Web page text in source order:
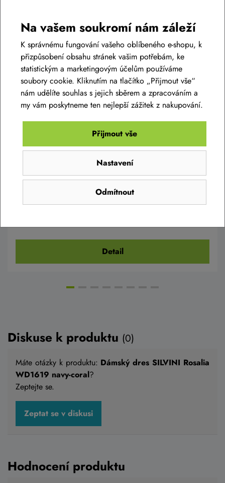
Dámský dres SILVINI Rosalia WD1619 ruby -
AKCE -34% LIKVIDACE
Skladem eshop
Detail
Diskuse k produktu (0)
Máte otázky k produktu: Dámský dres SILVINI Rosalia
WD1619 navy-coral?
Zeptejte se.
Zeptat se v diskusi
Hodnocení produktu
Na vašem soukromí nám záleží
K správnému fungování vašeho oblíbeného e-shopu, k
přizpůsobení obsahu stránek vašim potřebám, ke
statistickým a marketingovým účelům používáme
soubory cookie. Kliknutím na tlačítko „Přijmout vše“
nám udělíte souhlas s jejich sběrem a zpracováním a
my vám poskytneme ten nejlepší zážitek z nakupování.
Odmítnout
Nastavení
Přijmout vše